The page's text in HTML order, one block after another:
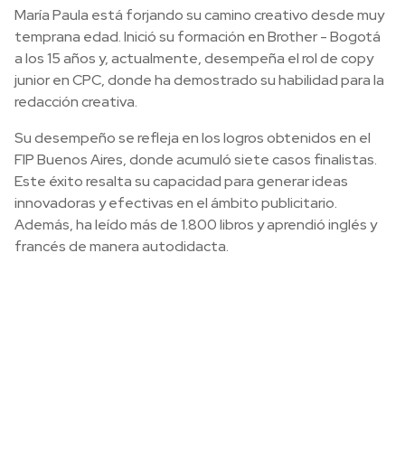
María Paula está forjando su camino creativo desde muy
temprana edad. Inició su formación en Brother - Bogotá
a los 15 años y, actualmente, desempeña el rol de copy
junior en CPC, donde ha demostrado su habilidad para la
redacción creativa.
Su desempeño se refleja en los logros obtenidos en el
FIP Buenos Aires, donde acumuló siete casos finalistas.
Este éxito resalta su capacidad para generar ideas
innovadoras y efectivas en el ámbito publicitario.
Además, ha leído más de 1.800 libros y aprendió inglés y
francés de manera autodidacta.